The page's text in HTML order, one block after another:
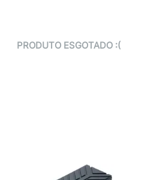
PRODUTO ESGOTADO :(